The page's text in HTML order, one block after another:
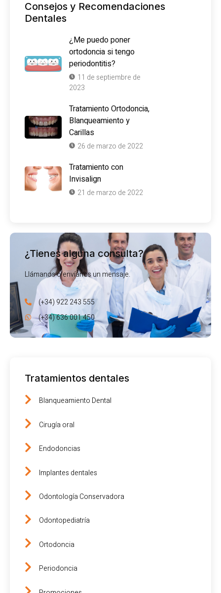
Consejos y Recomendaciones
Dentales
¿Me puedo poner
ortodoncia si tengo
periodontitis?
11 de septiembre de
2023
Tratamiento Ortodoncia,
Blanqueamiento y
Carillas
26 de marzo de 2022
Tratamiento con
Invisalign
21 de marzo de 2022
¿Tienes alguna consulta?
Llámanos o envíanos un mensaje.
(+34) 922 243 555
(+34) 636 001 450
Tratamientos dentales
Blanqueamiento Dental
Cirugía oral
Endodoncias
Implantes dentales
Odontología Conservadora
Odontopediatría
Ortodoncia
Periodoncia